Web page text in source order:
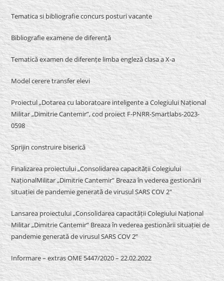
Tematica si bibliografie concurs posturi vacante
Bibliografie examene de diferență
Tematică examen de diferențe limba engleză clasa a X-a
Model cerere transfer elevi
Proiectul „Dotarea cu laboratoare inteligente a Colegiului Național
Militar „Dimitrie Cantemir”, cod proiect F-PNRR-Smartlabs-2023-
0598
Sprijin construire biserică
Finalizarea proiectului „Consolidarea capacității Colegiului
NaționalMilitar „Dimitrie Cantemir” Breaza în vederea gestionării
situației de pandemie generată de virusul SARS COV 2″
Lansarea proiectului „Consolidarea capacității Colegiului Național
Militar „Dimitrie Cantemir” Breaza în vederea gestionării situației de
pandemie generată de virusul SARS COV 2”
Informare – extras OME 5447/2020 – 22.02.2022